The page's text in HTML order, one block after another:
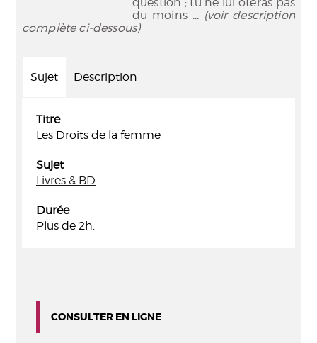
du moins ... (voir description
complète ci-dessous)
Sujet Description
Titre
Les Droits de la femme
Sujet
Livres & BD
Durée
Plus de 2h.
CONSULTER EN LIGNE